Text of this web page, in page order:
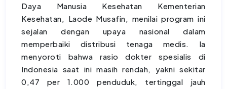
Daya Manusia Kesehatan Kementerian
Kesehatan, Laode Musafin, menilai program ini
sejalan dengan upaya nasional dalam
memperbaiki distribusi tenaga medis. Ia
menyoroti bahwa rasio dokter spesialis di
Indonesia saat ini masih rendah, yakni sekitar
0,47 per 1.000 penduduk, tertinggal jauh